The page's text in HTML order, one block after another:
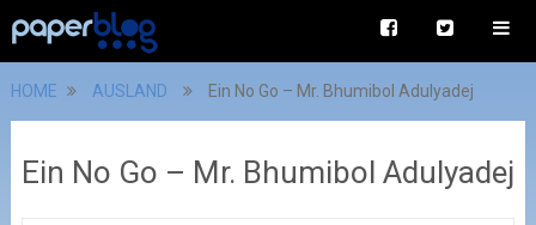
HOME AUSLAND Ein No Go – Mr. Bhumibol Adulyadej
Ein No Go – Mr. Bhumibol Adulyadej